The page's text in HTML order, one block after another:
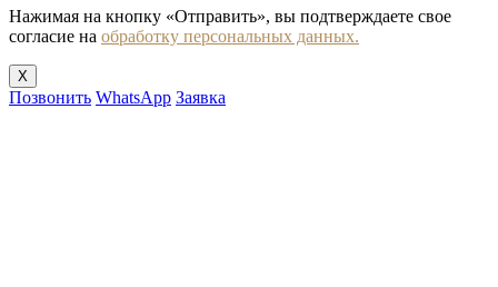
Нажимая на кнопку «Отправить», вы подтверждаете свое
согласие на обработку персональных данных.
X
Позвонить WhatsApp Заявка